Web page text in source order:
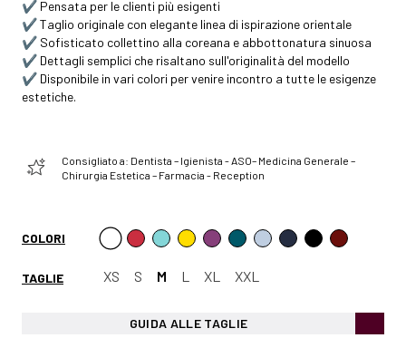
✔️ Pensata per le clienti più esigenti
✔️ Taglio originale con elegante linea di ispirazione orientale
✔️ Sofisticato collettino alla coreana e abbottonatura sinuosa
✔️ Dettagli semplici che risaltano sull'originalità del modello
✔️ Disponibile in vari colori per venire incontro a tutte le esigenze
estetiche.
Consigliato a: Dentista – Igienista - ASO– Medicina Generale –
Chirurgia Estetica – Farmacia - Reception
COLORI
TAGLIE XS S M L XL XXL
GUIDA ALLE TAGLIE